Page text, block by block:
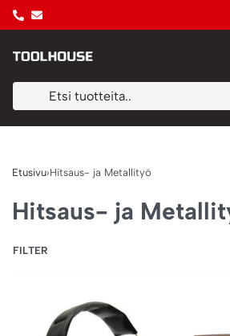
Etusivu›Hitsaus- ja Metallityö
Hitsaus- ja
FILTER